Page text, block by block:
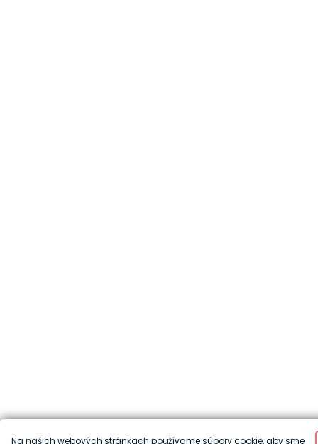
Na našich webových stránkach používame súbory cookie, aby sme